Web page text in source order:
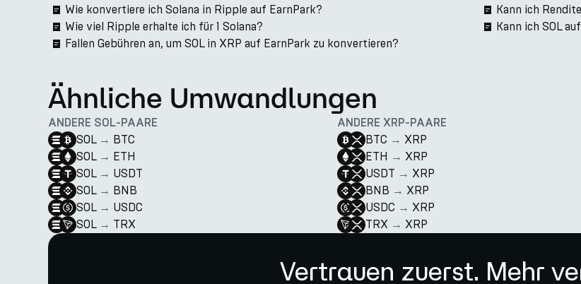
Wie konvertiere ich Solana in Ripple auf EarnPark?
Wie viel Ripple erhalte ich für 1 Solana?
Fallen Gebühren an, um SOL in XRP auf EarnPark zu konvertieren?
Kann ich
Kann ich SOL
Ähnliche Umwandlungen
ANDERE SOL-PAARE
SOL → BTC
SOL → ETH
SOL → USDT
SOL → BNB
SOL → USDC
SOL → TRX
ANDERE XRP-PAARE
BTC → XRP
ETH → XRP
USDT → XRP
BNB → XRP
USDC → XRP
TRX → XRP
Vertrauen zuerst. Mehr